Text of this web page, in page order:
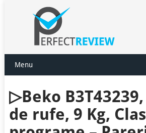
Menu
▷Beko
de rufe, 9 Kg,